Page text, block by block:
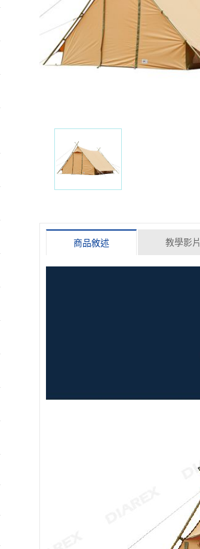
商品敘述 教學影片